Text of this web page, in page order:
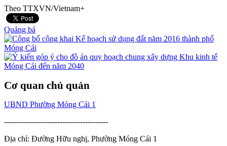
Theo TTXVN/Vietnam+
Quảng bá
Cơ quan chủ quản
UBND Phường Móng Cái 1
-----------------------------------------
Địa chỉ: Đường Hữu nghị, Phường Móng Cái 1